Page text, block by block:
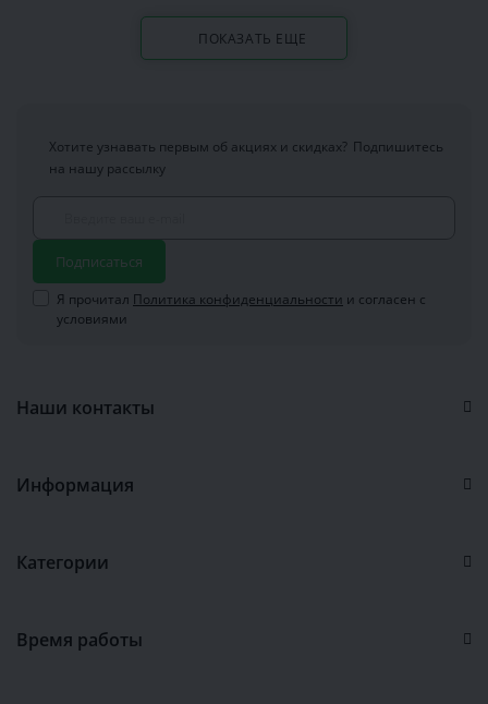
ПОКАЗАТЬ ЕЩЕ
Хотите узнавать первым об акциях и скидках? Подпишитесь
на нашу рассылку
Подписаться
Я прочитал Политика конфиденциальности и согласен с
условиями
Наши контакты
Информация
Категории
Время работы